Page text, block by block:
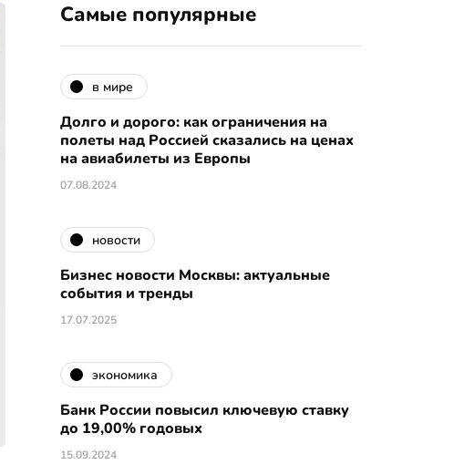
Самые популярные
в мире
Долго и дорого: как ограничения на
полеты над Россией сказались на ценах
на авиабилеты из Европы
07.08.2024
новости
Бизнес новости Москвы: актуальные
события и тренды
17.07.2025
экономика
Банк России повысил ключевую ставку
до 19,00% годовых
15.09.2024